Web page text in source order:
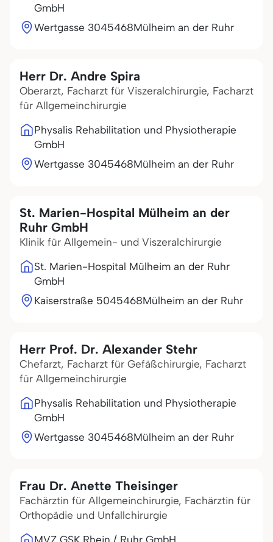
GmbH
Wertgasse 3045468Mülheim an der Ruhr
Herr Dr. Andre Spira
Oberarzt, Facharzt für Viszeralchirurgie, Facharzt
für Allgemeinchirurgie
Physalis Rehabilitation und Physiotherapie
GmbH
Wertgasse 3045468Mülheim an der Ruhr
St. Marien-Hospital Mülheim an der
Ruhr GmbH
Klinik für Allgemein- und Viszeralchirurgie
St. Marien-Hospital Mülheim an der Ruhr
GmbH
Kaiserstraße 5045468Mülheim an der Ruhr
Herr Prof. Dr. Alexander Stehr
Chefarzt, Facharzt für Gefäßchirurgie, Facharzt
für Allgemeinchirurgie
Physalis Rehabilitation und Physiotherapie
GmbH
Wertgasse 3045468Mülheim an der Ruhr
Frau Dr. Anette Theisinger
Fachärztin für Allgemeinchirurgie, Fachärztin für
Orthopädie und Unfallchirurgie
MVZ GSK Rhein / Ruhr GmbH